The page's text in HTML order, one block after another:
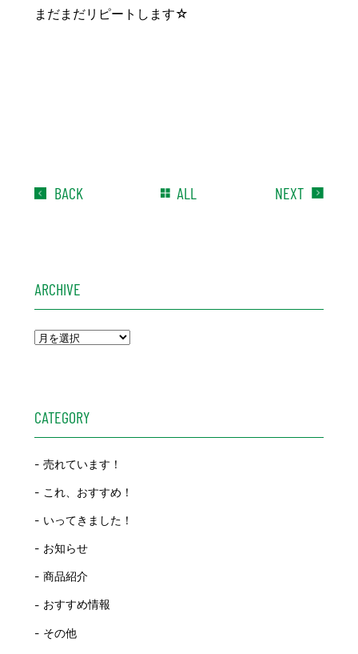
まだまだリピートします☆
BACK ALL NEXT
ARCHIVE
CATEGORY
売れています！
これ、おすすめ！
いってきました！
お知らせ
商品紹介
おすすめ情報
その他